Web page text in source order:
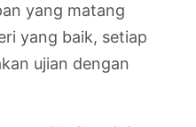
yang matang
yang baik, setiap
ujian dengan